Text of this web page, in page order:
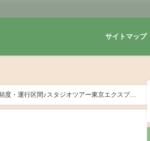
サイトマップ
・運行区間♪スタジオツアー東京エクスプレ